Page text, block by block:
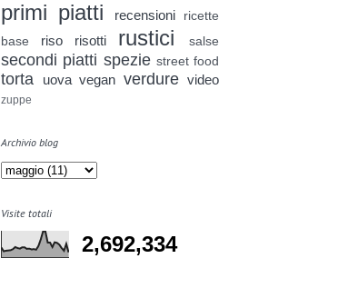
primi piatti recensioni
ricette
base
riso risotti rustici salse
secondi piatti spezie street food
torta uova vegan verdure video
zuppe
Archivio blog
Visite totali
2,692,334